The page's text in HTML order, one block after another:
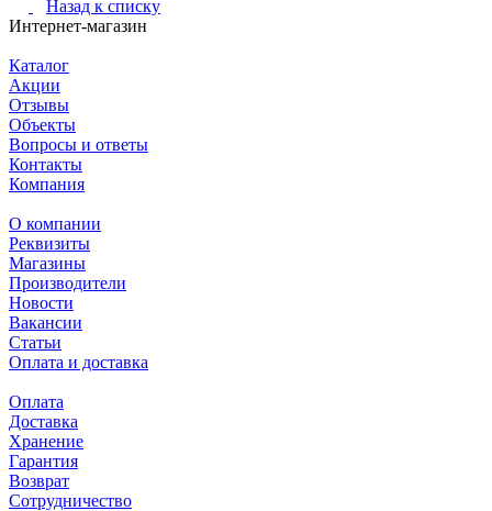
Назад к списку
Интернет-магазин
Каталог
Акции
Отзывы
Объекты
Вопросы и ответы
Контакты
Компания
О компании
Реквизиты
Магазины
Производители
Новости
Вакансии
Статьи
Оплата и доставка
Оплата
Доставка
Хранение
Гарантия
Возврат
Сотрудничество